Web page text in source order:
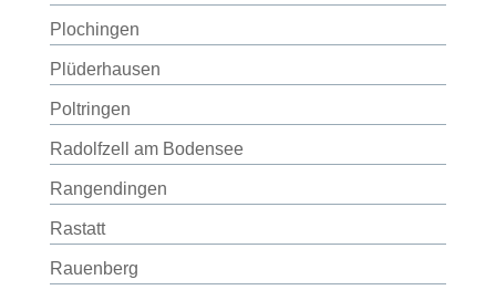
Plochingen
Plüderhausen
Poltringen
Radolfzell am Bodensee
Rangendingen
Rastatt
Rauenberg